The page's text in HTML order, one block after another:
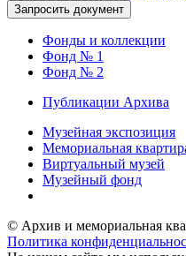
Фонды и коллекции
Фонд № 1
Фонд № 2
Публикации Архива
Музейная экспозиция
Мемориальная
Виртуальный музей
Музейный фонд
© Архив и мемориальная
Политика